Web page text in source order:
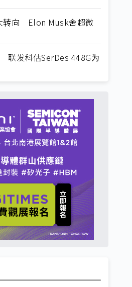
转向 Elon Musk舍超微
联发科估SerDes 448G为